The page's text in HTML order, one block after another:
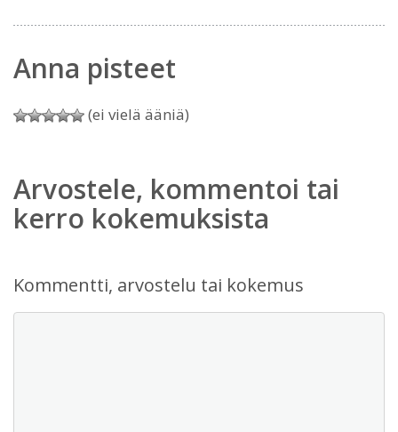
Anna pisteet
(ei vielä ääniä)
Arvostele, kommentoi tai
kerro kokemuksista
Kommentti, arvostelu tai kokemus